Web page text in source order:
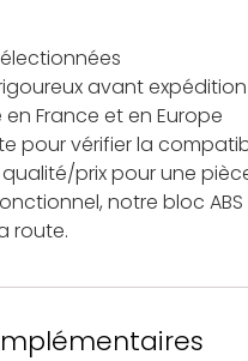
avant expédition
France et en Europe
pour vérifier la
prix pour une
notre bloc
route.